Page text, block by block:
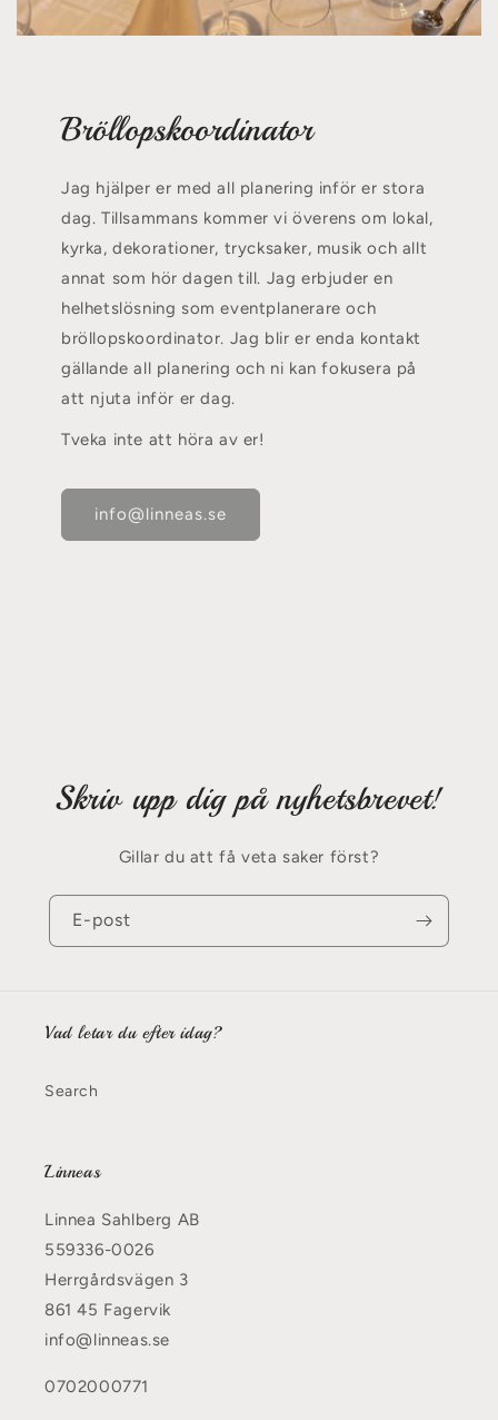
Bröllopskoordinator
Jag hjälper er med all planering inför er stora
dag. Tillsammans kommer vi överens om lokal,
kyrka, dekorationer, trycksaker, musik och allt
annat som hör dagen till. Jag erbjuder en
helhetslösning som eventplanerare och
bröllopskoordinator. Jag blir er enda kontakt
gällande all planering och ni kan fokusera på
att njuta inför er dag.
Tveka inte att höra av er!
info@linneas.se
Skriv upp dig på nyhetsbrevet!
Gillar du att få veta saker först?
E-post
Vad letar du efter idag?
Search
Linneas
Linnea Sahlberg AB
559336-0026
Herrgårdsvägen 3
861 45 Fagervik
info@linneas.se
0702000771